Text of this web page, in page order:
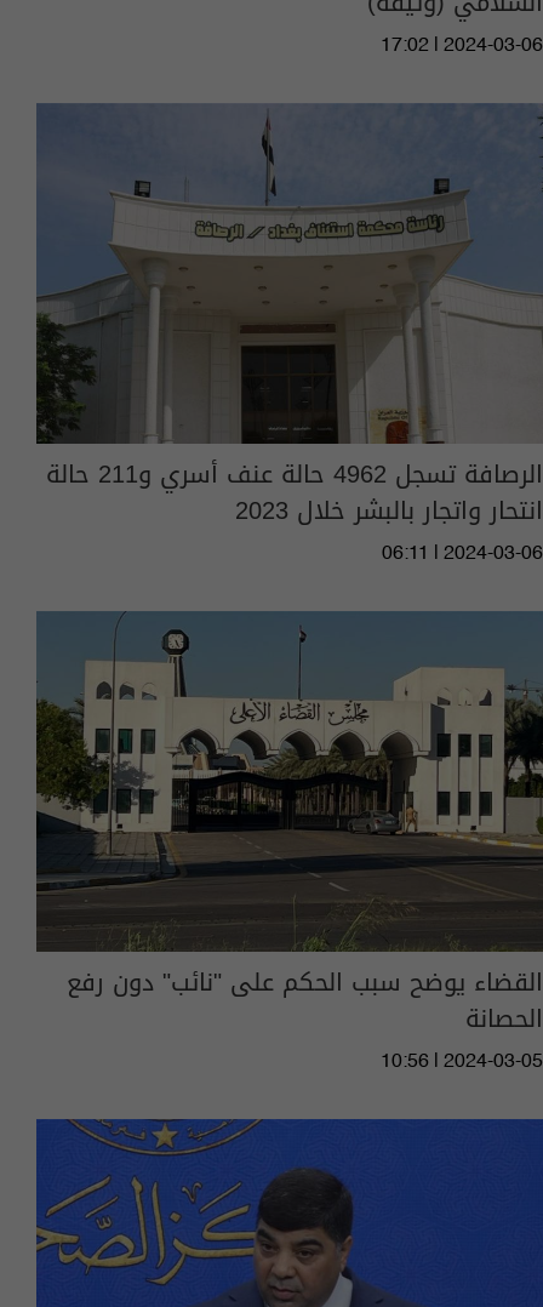
17:02 | 2024-03-06
الرصافة تسجل 4962 حالة عنف أسري و211 حالة
انتحار واتجار بالبشر خلال 2023
06:11 | 2024-03-06
القضاء يوضح سبب الحكم على "نائب" دون رفع
الحصانة
10:56 | 2024-03-05